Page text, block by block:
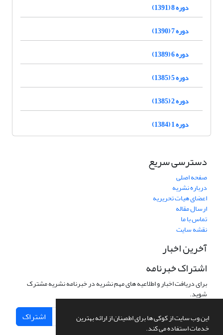
این وب سایت از کوکی ها برای اطمینان از ارائه بهترین
خدمات استفاده می کند.
دوره 8 (1391)
دوره 7 (1390)
دوره 6 (1389)
دوره 5 (1385)
دوره 2 (1385)
دوره 1 (1384)
دسترسی سریع
صفحه اصلی
درباره نشریه
اعضای هیات تحریریه
ارسال مقاله
تماس با ما
نقشه سایت
آخرین اخبار
اشتراک خبرنامه
برای دریافت اخبار و اطلاعیه های مهم نشریه در خبرنامه نشریه مشترک
شوید.
اشتراک